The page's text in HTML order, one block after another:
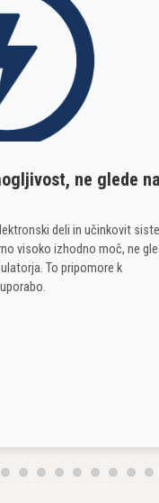
ne glede na
deli in učinkovit
visoko izhodno moč, ne
To pripomore k